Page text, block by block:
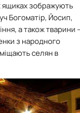
ящиках зображують
Богоматір, Йосип,
а також тварини
з народного
селян в